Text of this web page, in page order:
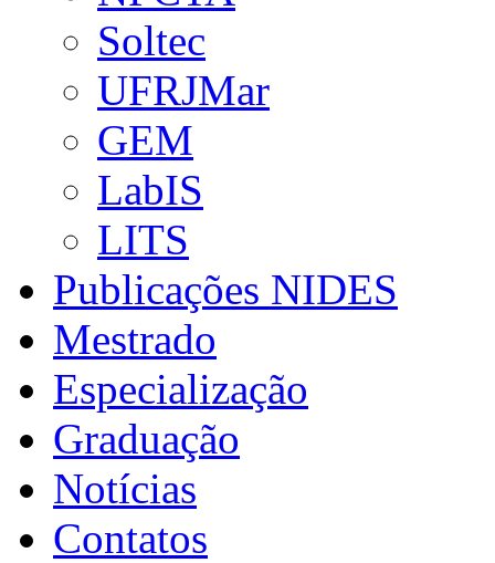
Soltec
UFRJMar
GEM
LabIS
LITS
Publicações NIDES
Mestrado
Especialização
Graduação
Notícias
Contatos